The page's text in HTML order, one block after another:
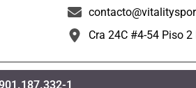
Cra 24C #4-54 Piso
1